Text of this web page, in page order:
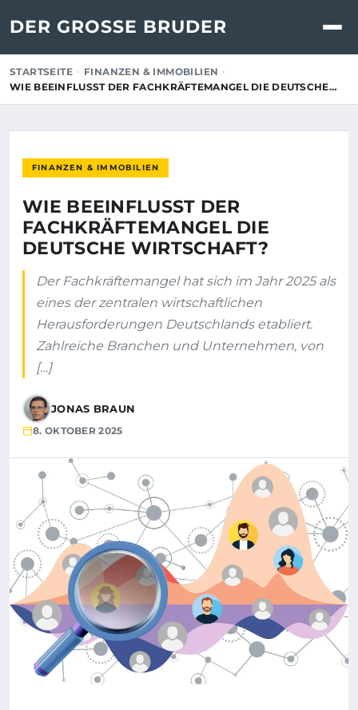
DER GROSSE BRUDER
STARTSEITE
FINANZEN & IMMOBILIEN
WIE BEEINFLUSST DER FACHKRÄFTEMANGEL DIE DEUTSCHE…
FINANZEN & IMMOBILIEN
WIE BEEINFLUSST DER
FACHKRÄFTEMANGEL DIE
DEUTSCHE WIRTSCHAFT?
Der Fachkräftemangel hat sich im Jahr 2025 als
eines der zentralen wirtschaftlichen
Herausforderungen Deutschlands etabliert.
Zahlreiche Branchen und Unternehmen, von
[…]
JONAS BRAUN
8. OKTOBER 2025